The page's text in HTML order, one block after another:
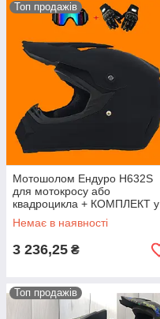
Топ продажів
Мотошолом Ендуро H632S
для мотокросу або
квадроцикла + КОМПЛЕКТ у
Подарунок (Окуляри,
Рукавички, Маска)
Немає в наявності
3 236,25 ₴
Топ продажів